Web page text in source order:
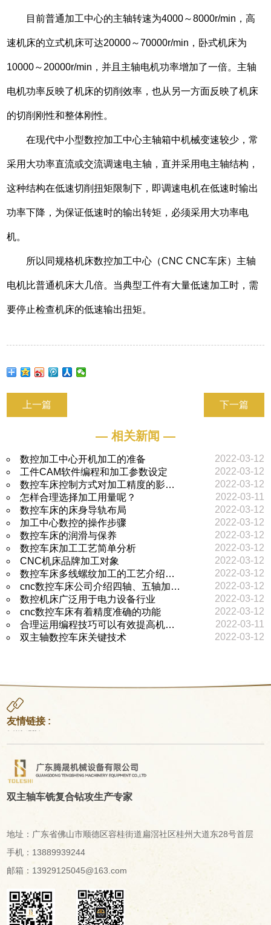
目前普通加工中心的主轴转速为4000～8000r/min，高
速机床的立式机床可达20000～70000r/min，卧式机床为
10000～20000r/min，并且主轴电机功率增加了一倍。主轴
电机功率反映了机床的切削效率，也从另一方面反映了机床
的切削刚性和整体刚性。
在现代中小型数控加工中心主轴箱中机械变速较少，常
采用大功率直流或交流调速电主轴，直并采用电主轴结构，
这种结构在低速切削扭矩限制下，即调速电机在低速时输出
功率下降，为保证低速时的输出转矩，必须采用大功率电
机。
所以同规格机床数控加工中心（CNC CNC车床）主轴
电机比普通机床大几倍。当典型工件有大量低速加工时，需
要停止检查机床的低速输出扭矩。
上一篇 下一篇
— 相关新闻 —
数控加工中心开机加工的准备
2022-03-12
工件CAM软件编程和加工参数设定
2022-03-12
数控车床控制方式对加工精度的影…
2022-03-12
怎样合理选择加工用量呢？
2022-03-11
数控车床的床身导轨布局
2022-03-12
加工中心数控的操作步骤
2022-03-12
数控车床的润滑与保养
2022-03-12
数控车床加工工艺简单分析
2022-03-12
CNC机床品牌加工对象
2022-03-12
数控车床多线螺纹加工的工艺介绍…
2022-03-12
cnc数控车床公司介绍四轴、五轴加…
2022-03-12
数控机床广泛用于电力设备行业
2022-03-12
cnc数控车床有着精度准确的功能
2022-03-12
合理运用编程技巧可以有效提高机…
2022-03-11
双主轴数控车床关键技术
2022-03-12
友情链接 :
友情链接
双主轴车铣复合钻攻生产专家
地址：广东省佛山市顺德区容桂街道扁滘社区桂州大道东28号首层
手机：13889939244
邮箱：13929125045@163.com